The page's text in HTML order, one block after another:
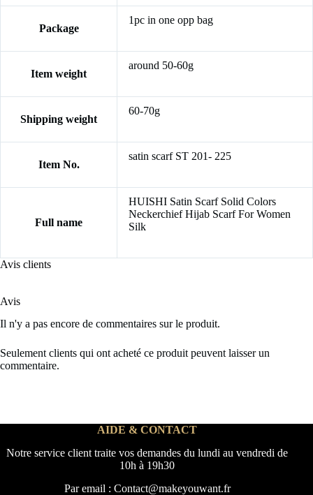
Package
1pc in one opp bag
Item weight
around 50-60g
Shipping weight
60-70g
Item No.
satin scarf ST 201- 225
Full name
HUISHI Satin Scarf Solid Colors
Neckerchief Hijab Scarf For Women
Silk
Avis clients
Avis
Il n'y a pas encore de commentaires sur le produit.
Seulement clients qui ont acheté ce produit peuvent laisser un
commentaire.
AIDE & CONTACT
Notre service client traite vos demandes du lundi au vendredi de
10h à 19h30
Par email : Contact@makeyouwant.fr